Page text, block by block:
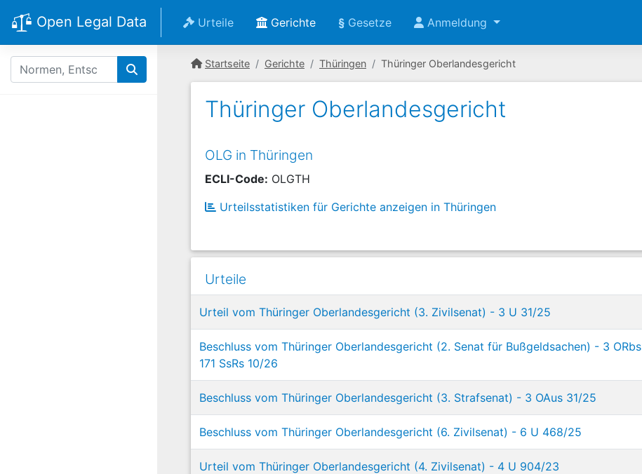
Open Legal Data Urteile Gerichte § Gesetze Anmeldung
Startseite Gerichte Thüringen Thüringer Oberlandesgericht
Thüringer Oberlandesgericht
OLG in Thüringen
ECLI-Code: OLGTH
Urteilsstatistiken für Gerichte anzeigen in Thüringen
Urteile
Urteil vom Thüringer Oberlandesgericht (3. Zivilsenat) - 3 U 31/25
Beschluss vom Thüringer Oberlandesgericht (2. Senat für Bußgeldsachen) - 3 ORbs
171 SsRs 10/26
Beschluss vom Thüringer Oberlandesgericht (3. Strafsenat) - 3 OAus 31/25
Beschluss vom Thüringer Oberlandesgericht (6. Zivilsenat) - 6 U 468/25
Urteil vom Thüringer Oberlandesgericht (4. Zivilsenat) - 4 U 904/23